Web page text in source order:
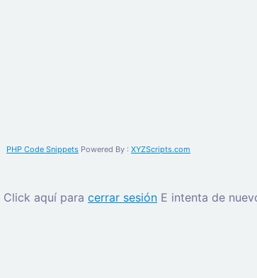
PHP Code Snippets Powered By : XYZScripts.com
Click aquí para cerrar sesión E intenta de